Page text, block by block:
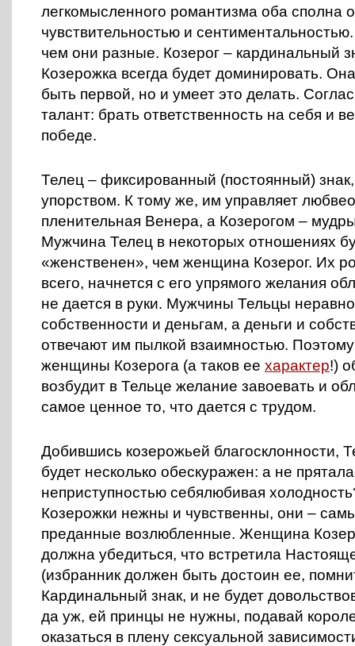
легкомысленного романтизма оба сполна
чувствительностью и
чем они разные. Козерог – кардинальный
Козерожка всегда будет доминировать.
быть первой, но и умеет это делать.
талант: брать ответственность на себя и
победе.
Телец – фиксированный (постоянный)
упорством. К тому же, им управляет
пленительная Венера, а Козерогом –
Мужчина Телец в некоторых отношениях
«женственен», чем женщина Козерог. Их
всего, начнется с его упрямого желания
не дается в руки. Мужчины Тельцы
собственности и деньгам, а деньги и
отвечают им пылкой взаимностью.
женщины Козерога (а таков ее характер!)
возбудит в Тельце желание завоевать и
самое ценное то, что дается с трудом.
Добившись козерожьей благосклонности,
будет несколько обескуражен: а не
неприступностью себялюбивая
Козерожки нежны и чувственны, они –
преданные возлюбленные. Женщина
должна убедиться, что встретила
(избранник должен быть достоин ее,
Кардинальный знак, и не будет
да уж, ей принцы не нужны, подавай
оказаться в плену сексуальной